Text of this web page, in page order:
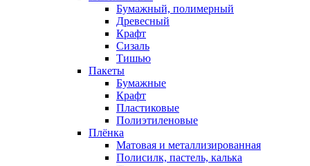
Бумажный, полимерный
Древесный
Крафт
Сизаль
Тишью
Пакеты
Бумажные
Крафт
Пластиковые
Полиэтиленовые
Плёнка
Матовая и металлизированная
Полисилк, пастель, калька